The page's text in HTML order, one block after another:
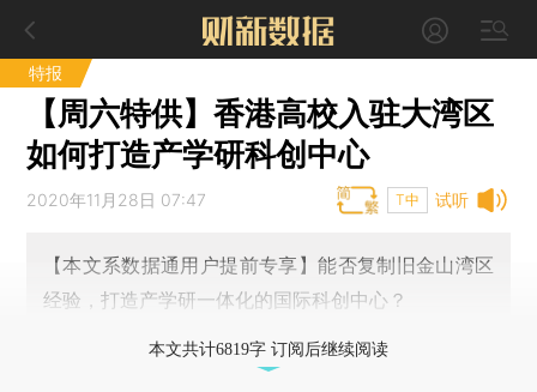
特报
【周六特供】香港高校入驻大湾区
如何打造产学研科创中心
试听
2020年11月28日 07:47 T中
【本文系数据通用户提前专享】能否复制旧金山湾区
经验，打造产学研一体化的国际科创中心？
本文共计6819字 订阅后继续阅读